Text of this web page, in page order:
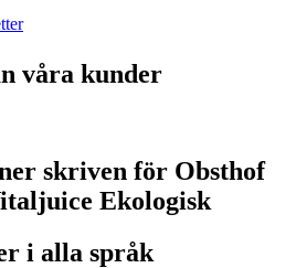
våra kunder
skriven för Obsthof
Ekologisk
i alla språk